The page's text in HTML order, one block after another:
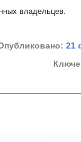
владельцев.
21